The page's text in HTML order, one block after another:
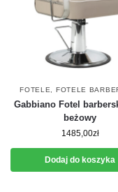
FOTELE FOTELE
Gabbiano Fotel
beżowy
1485,00zł
Dodaj do koszyka